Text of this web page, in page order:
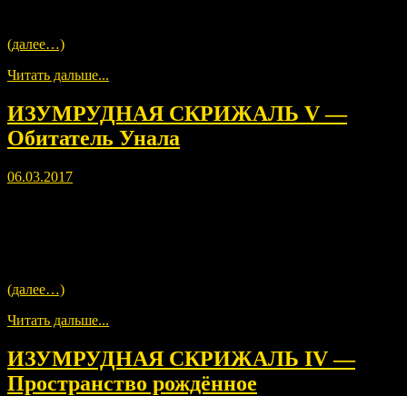
(далее…)
Читать дальше...
ИЗУМРУДНАЯ СКРИЖАЛЬ V —
Обитатель Унала
06.03.2017
(далее…)
Читать дальше...
ИЗУМРУДНАЯ СКРИЖАЛЬ IV —
Пространство рождённое